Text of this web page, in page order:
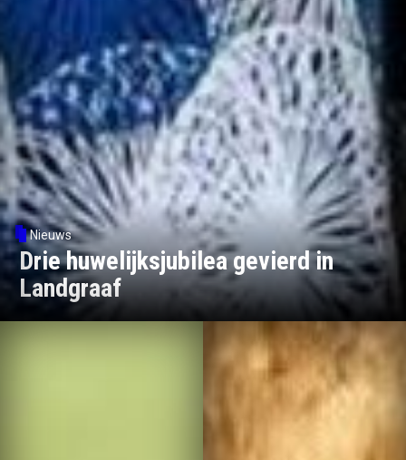
Nieuws
Drie huwelijksjubilea gevierd in
Landgraaf